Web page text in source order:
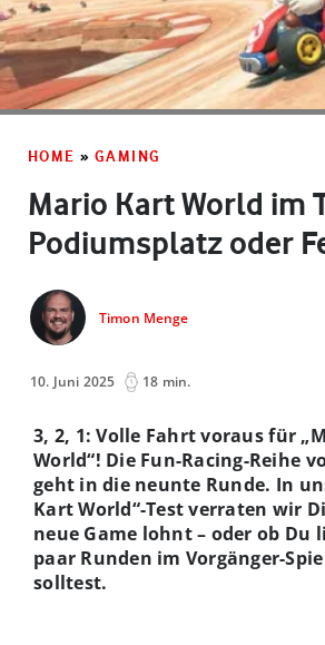
HOME » GAMING
Mario Kart World im
Podiumsplatz oder
Timon Menge
10. Juni 2025 18 min.
3, 2, 1: Volle Fahrt voraus für
World“! Die Fun-Racing-Reihe
geht in die neunte Runde. In
Kart World“-Test verraten wir
neue Game lohnt – oder ob Du
paar Runden im Vorgänger-
solltest.